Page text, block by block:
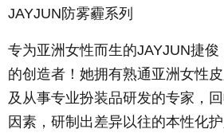
JAYJUN防雾霾系列
专为亚洲女性而生的JAYJUN捷俊
的创造者！她拥有熟通亚洲女性
及从事专业扮装品研发的专家，
因素，研制出差异以往的本性化